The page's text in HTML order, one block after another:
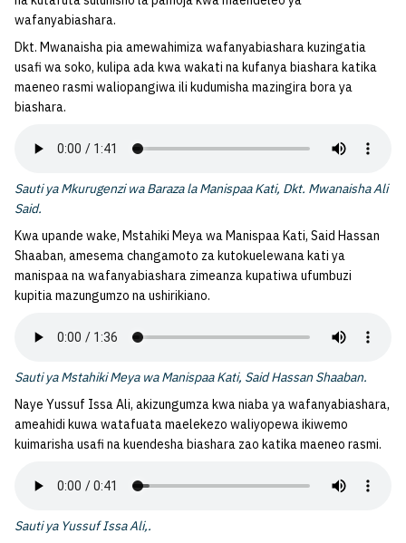
wafanyabiashara.
Dkt. Mwanaisha pia amewahimiza wafanyabiashara kuzingatia
usafi wa soko, kulipa ada kwa wakati na kufanya biashara katika
maeneo rasmi waliopangiwa ili kudumisha mazingira bora ya
biashara.
Sauti ya Mkurugenzi wa Baraza la Manispaa Kati, Dkt. Mwanaisha Ali
Said.
Kwa upande wake, Mstahiki Meya wa Manispaa Kati, Said Hassan
Shaaban, amesema changamoto za kutokuelewana kati ya
manispaa na wafanyabiashara zimeanza kupatiwa ufumbuzi
kupitia mazungumzo na ushirikiano.
Sauti ya Mstahiki Meya wa Manispaa Kati, Said Hassan Shaaban.
Naye Yussuf Issa Ali, akizungumza kwa niaba ya wafanyabiashara,
ameahidi kuwa watafuata maelekezo waliyopewa ikiwemo
kuimarisha usafi na kuendesha biashara zao katika maeneo rasmi.
Sauti ya Yussuf Issa Ali,.